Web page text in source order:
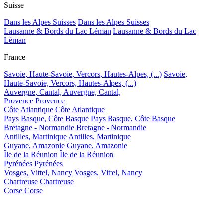
Suisse
Dans les Alpes Suisses Dans les Alpes Suisses
Lausanne & Bords du Lac Léman Lausanne & Bords du Lac
Léman
France
Savoie, Haute-Savoie, Vercors, Hautes-Alpes, (...) Savoie,
Haute-Savoie, Vercors, Hautes-Alpes, (...)
Auvergne, Cantal, Auvergne, Cantal,
Provence Provence
Côte Atlantique Côte Atlantique
Pays Basque, Côte Basque Pays Basque, Côte Basque
Bretagne - Normandie Bretagne - Normandie
Antilles, Martinique Antilles, Martinique
Guyane, Amazonie Guyane, Amazonie
Île de la Réunion Île de la Réunion
Pyrénées Pyrénées
Vosges, Vittel, Nancy Vosges, Vittel, Nancy
Chartreuse Chartreuse
Corse Corse